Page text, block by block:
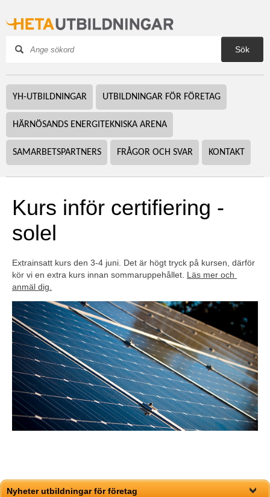
YH-UTBILDNINGAR UTBILDNINGAR FÖR FÖRETAG
HÄRNÖSANDS ENERGITEKNISKA ARENA
SAMARBETSPARTNERS FRÅGOR OCH SVAR KONTAKT
Kurs inför certifiering -
solel
Extrainsatt kurs den 3-4 juni. Det är högt tryck på kursen, därför
kör vi en extra kurs innan sommaruppehållet. Läs mer och
anmäl dig.
Nyheter utbildningar för företag